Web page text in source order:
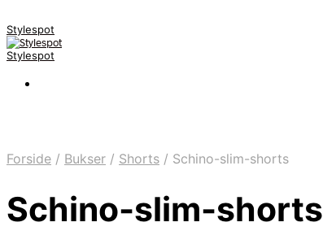
Stylespot
Stylespot
Forside / Bukser / Shorts / Schino-slim-shorts
Schino-slim-shorts